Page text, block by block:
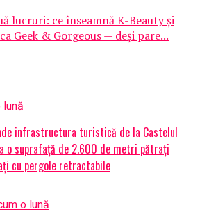
lucruri: ce înseamnă K-Beauty și
Geek & Gorgeous — deși pare...
lună
infrastructura turistică de la Castelul
o suprafață de 2.600 de metri pătrați
cu pergole retractabile
o lună